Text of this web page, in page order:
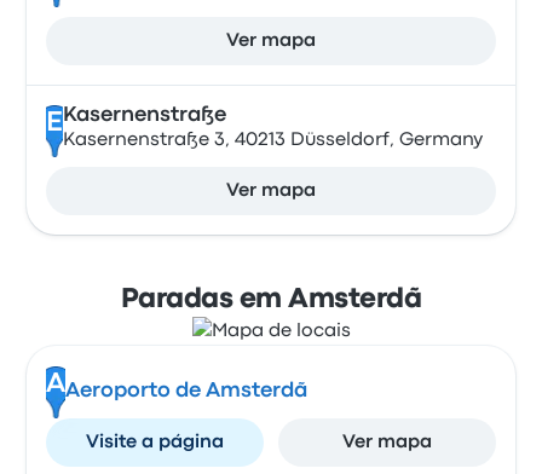
Ver mapa
E Kasernenstraße
Kasernenstraße 3, 40213 Düsseldorf, Germany
Ver mapa
Paradas em Amsterdã
AAeroporto de Amsterdã
Visite a página Ver mapa